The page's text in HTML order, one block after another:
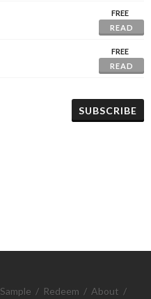
FREE
READ
FREE
READ
SUBSCRIBE
Sample / Redeem / About /